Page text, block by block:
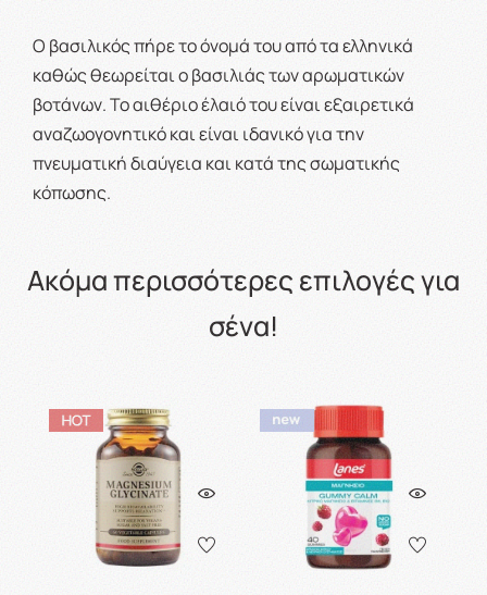
Ο βασιλικός πήρε το όνομά του από τα ελληνικά
καθώς θεωρείται ο βασιλιάς των αρωματικών
βοτάνων. Το αιθέριο έλαιό του είναι εξαιρετικά
αναζωογονητικό και είναι ιδανικό για την
πνευματική διαύγεια και κατά της σωματικής
κόπωσης.
Ακόμα περισσότερες επιλογές για
σένα!